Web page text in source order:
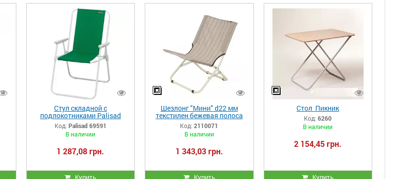
Стул складной с
подлокотниками Palisad
Camping
Код: Palisad 69591
В наличии
1 287,08 грн.
Купить
Шезлонг "Мини" d22 мм
текстилен бежевая полоса
Код: 2110071
В наличии
1 343,03 грн.
Купить
Стол Пикник
Код: 6260
В наличии
2 154,45 грн.
Купить